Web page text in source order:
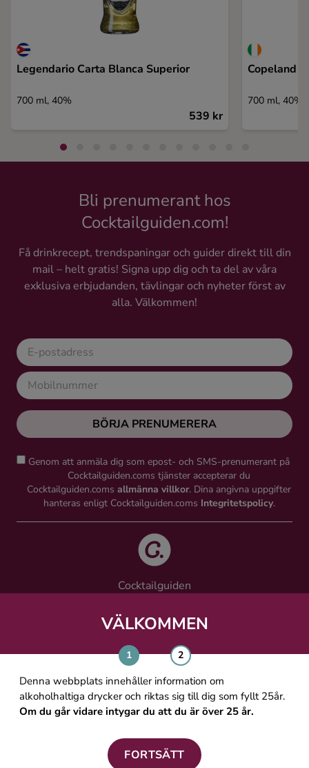
VÄLKOMMEN
Denna webbplats innehåller information om
alkoholhaltiga drycker och riktas sig till dig som fyllt 25år.
Om du går vidare intygar du att du är över 25 år.
FORTSÄTT
Legendario Carta Blanca Superior
700 ml, 40%
539 kr
Copeland
700 ml, 40%
Bli prenumerant hos
Cocktailguiden.com!
Få drinkrecept, trendspaningar och guider direkt till din
mail – helt gratis! Signa upp dig och ta del av våra
exklusiva erbjudanden, tävlingar och nyheter först av
alla. Välkommen!
BÖRJA PRENUMERERA
Genom att anmäla dig som epost- och SMS-prenumerant på
Cocktailguiden.coms tjänster accepterar du
Cocktailguiden.coms allmänna villkor. Dina angivna uppgifter
hanteras enligt Cocktailguiden.coms Integritetspolicy.
Cocktailguiden
Västra Järnvägsgatan 21, 111 64 Stockholm
ALLMÄNNA VILLKOR
PERSONUPPGIFTSPOLICY